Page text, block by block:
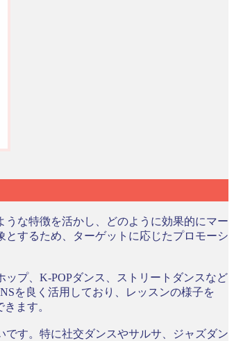
な特徴を活かし、どのように効果的にマー
するため、ターゲットに応じたプロモーシ
プ、K-POPダンス、ストリートダンスなど
を良く活用しており、レッスンの様子を
ます。
す。特に社交ダンスやサルサ、ジャズダン